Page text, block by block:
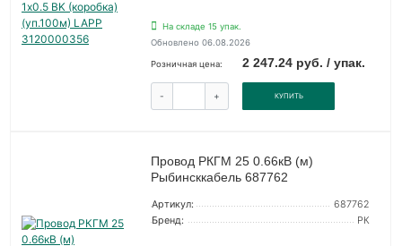
На складе 15 упак.
Обновлено 06.08.2026
Розничная цена: 2 247.24 руб. / упак.
- + КУПИТЬ
Провод РКГМ 25 0.66кВ (м)
Рыбинсккабель 687762
Артикул:
687762
Бренд:
РК